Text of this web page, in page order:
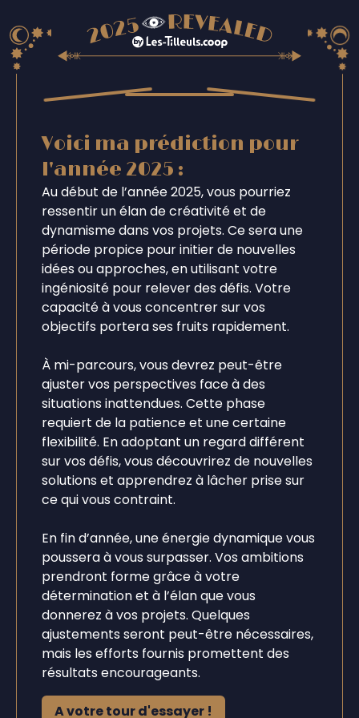
Voici ma prédiction pour
l'année 2025 :
Au début de l’année 2025, vous pourriez
ressentir un élan de créativité et de
dynamisme dans vos projets. Ce sera une
période propice pour initier de nouvelles
idées ou approches, en utilisant votre
ingéniosité pour relever des défis. Votre
capacité à vous concentrer sur vos
objectifs portera ses fruits rapidement.
À mi-parcours, vous devrez peut-être
ajuster vos perspectives face à des
situations inattendues. Cette phase
requiert de la patience et une certaine
flexibilité. En adoptant un regard différent
sur vos défis, vous découvrirez de nouvelles
solutions et apprendrez à lâcher prise sur
ce qui vous contraint.
En fin d’année, une énergie dynamique vous
poussera à vous surpasser. Vos ambitions
prendront forme grâce à votre
détermination et à l’élan que vous
donnerez à vos projets. Quelques
ajustements seront peut-être nécessaires,
mais les efforts fournis promettent des
résultats encourageants.
A votre tour d'essayer !